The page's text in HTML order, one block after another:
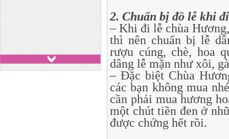
2. Chuẩn bị đồ lễ khi
– Khi đi lễ chùa
thì nên chuẩn bị lễ
rượu cúng, chè, hoa
dâng lễ mặn như xôi,
– Đặc biệt Chùa
các bạn không mua
cần phải mua hương
một chút tiền đen ở
được chứng hết rồi.